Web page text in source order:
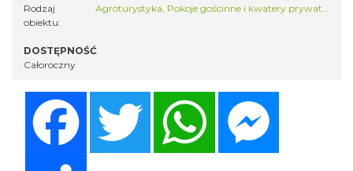
Rodzaj
obiektu:
Agroturystyka, Pokoje gościnne i kwatery prywatne
DOSTĘPNOŚĆ
Całoroczny
Twitter WhatsApp